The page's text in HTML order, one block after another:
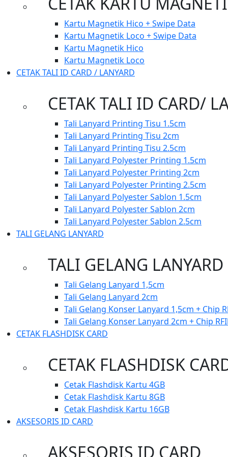
Kartu Magnetik Hico + Swipe Data
Kartu Magnetik Loco + Swipe Data
Kartu Magnetik Hico
Kartu Magnetik Loco
CETAK TALI ID CARD / LANYARD
CETAK TALI ID CARD/
Tali Lanyard Printing Tisu 1.5cm
Tali Lanyard Printing Tisu 2cm
Tali Lanyard Printing Tisu 2.5cm
Tali Lanyard Polyester Printing 1.5cm
Tali Lanyard Polyester Printing 2cm
Tali Lanyard Polyester Printing 2.5cm
Tali Lanyard Polyester Sablon 1.5cm
Tali Lanyard Polyester Sablon 2cm
Tali Lanyard Polyester Sablon 2.5cm
TALI GELANG LANYARD
TALI GELANG LANYARD
Tali Gelang Lanyard 1,5cm
Tali Gelang Lanyard 2cm
Tali Gelang Konser Lanyard 1,5cm + Chip
Tali Gelang Konser Lanyard 2cm + Chip
CETAK FLASHDISK CARD
CETAK FLASHDISK
Cetak Flashdisk Kartu 4GB
Cetak Flashdisk Kartu 8GB
Cetak Flashdisk Kartu 16GB
AKSESORIS ID CARD
AKSESORIS ID CARD